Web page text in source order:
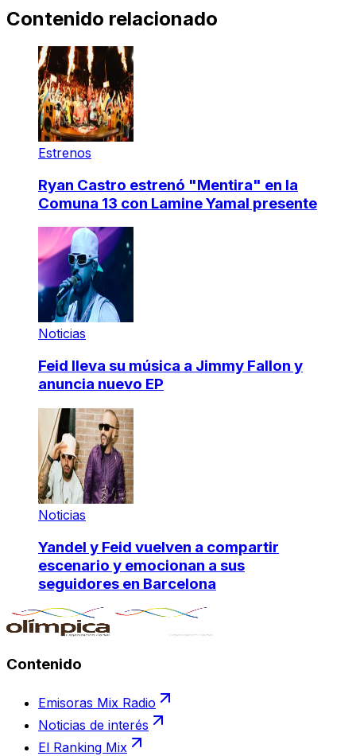
Contenido relacionado
Estrenos
Ryan Castro estrenó "Mentira" en la
Comuna 13 con Lamine Yamal presente
Noticias
Feid lleva su música a Jimmy Fallon y
anuncia nuevo EP
Noticias
Yandel y Feid vuelven a compartir
escenario y emocionan a sus
seguidores en Barcelona
Contenido
Emisoras Mix Radio
Noticias de interés
El Ranking Mix